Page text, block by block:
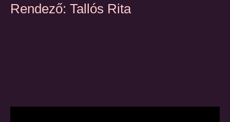
Rendező: Tallós Rita